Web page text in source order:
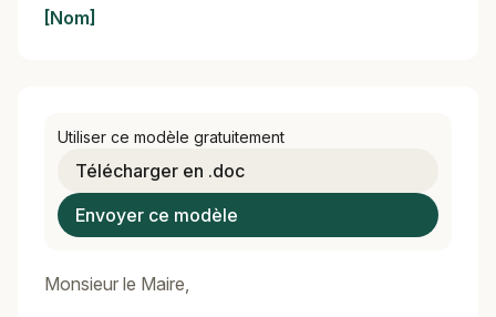
[Nom]
Utiliser ce modèle gratuitement
Télécharger en .doc
Envoyer ce modèle
Monsieur le Maire,